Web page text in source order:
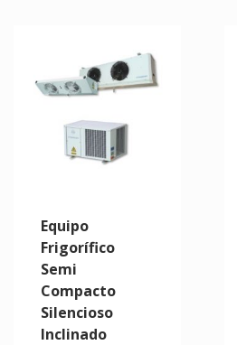
Equipo
Frigorífico
Semi
Compacto
Silencioso
Inclinado